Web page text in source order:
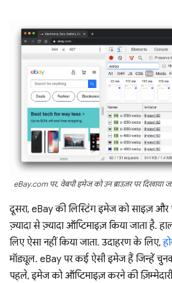
eBay.com पर, वेबपी इमेज को उन ब्राउज़र पर दिखाया
दूसरा, eBay की लिस्टिंग इमेज को साइज़ और
ज़्यादा से ज़्यादा ऑप्टिमाइज़ किया जाता है.
लिए ऐसा नहीं किया जाता. उदाहरण के लिए,
मॉड्यूल. eBay पर कई ऐसी इमेज हैं जिन्हें
पहले, इमेज को ऑप्टिमाइज़ करने की